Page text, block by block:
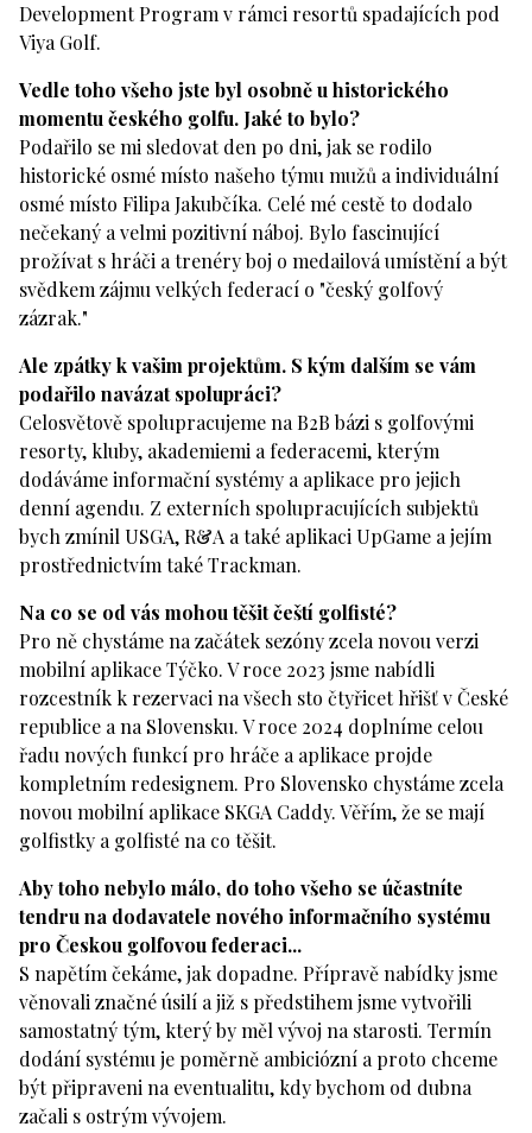
Development Program v rámci resortů spadajících pod
Viya Golf.
Vedle toho všeho jste byl osobně u historického
momentu českého golfu. Jaké to bylo?
Podařilo se mi sledovat den po dni, jak se rodilo
historické osmé místo našeho týmu mužů a individuální
osmé místo Filipa Jakubčíka. Celé mé cestě to dodalo
nečekaný a velmi pozitivní náboj. Bylo fascinující
prožívat s hráči a trenéry boj o medailová umístění a být
svědkem zájmu velkých federací o "český golfový
zázrak."
Ale zpátky k vašim projektům. S kým dalším se vám
podařilo navázat spolupráci?
Celosvětově spolupracujeme na B2B bázi s golfovými
resorty, kluby, akademiemi a federacemi, kterým
dodáváme informační systémy a aplikace pro jejich
denní agendu. Z externích spolupracujících subjektů
bych zmínil USGA, R&A a také aplikaci UpGame a jejím
prostřednictvím také Trackman.
Na co se od vás mohou těšit čeští golfisté?
Pro ně chystáme na začátek sezóny zcela novou verzi
mobilní aplikace Týčko. V roce 2023 jsme nabídli
rozcestník k rezervaci na všech sto čtyřicet hřišť v České
republice a na Slovensku. V roce 2024 doplníme celou
řadu nových funkcí pro hráče a aplikace projde
kompletním redesignem. Pro Slovensko chystáme zcela
novou mobilní aplikace SKGA Caddy. Věřím, že se mají
golfistky a golfisté na co těšit.
Aby toho nebylo málo, do toho všeho se účastníte
tendru na dodavatele nového informačního systému
pro Českou golfovou federaci...
S napětím čekáme, jak dopadne. Přípravě nabídky jsme
věnovali značné úsilí a již s předstihem jsme vytvořili
samostatný tým, který by měl vývoj na starosti. Termín
dodání systému je poměrně ambiciózní a proto chceme
být připraveni na eventualitu, kdy bychom od dubna
začali s ostrým vývojem.